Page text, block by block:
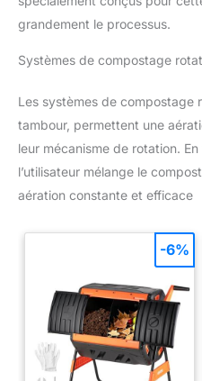
grandement le processus.
Systèmes de compostage
Les systèmes de compostage
tambour, permettent une
leur mécanisme de rotation.
l’utilisateur mélange le
aération constante et efficace
-6%